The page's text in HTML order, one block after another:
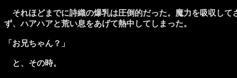
それほどまでに詩織の爆乳は圧倒的だった。魔力を吸収して
ず、ハアハアと荒い息をあげて熱中してしまった。
「お兄ちゃん？」
と、その時。